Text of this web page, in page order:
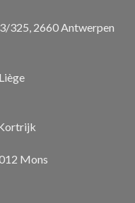
325, 2660 Antwerpen
Mons